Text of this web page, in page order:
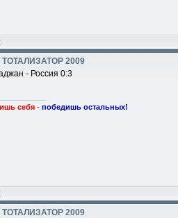
ТОТАЛИЗАТОР 2009
- Россия 0:3
себя - победишь остальных!
ТОТАЛИЗАТОР 2009